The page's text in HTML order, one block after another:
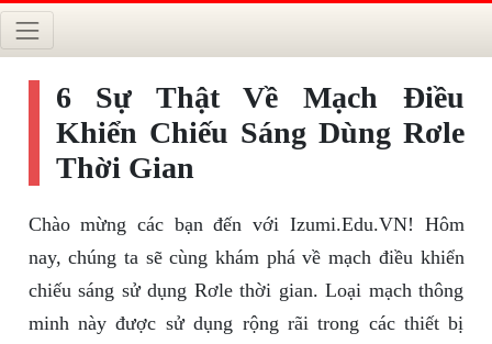
6 Sự Thật Về Mạch Điều
Khiển Chiếu Sáng Dùng Rơle
Thời Gian
Chào mừng các bạn đến với Izumi.Edu.VN! Hôm
nay, chúng ta sẽ cùng khám phá về mạch điều khiển
chiếu sáng sử dụng Rơle thời gian. Loại mạch thông
minh này được sử dụng rộng rãi trong các thiết bị